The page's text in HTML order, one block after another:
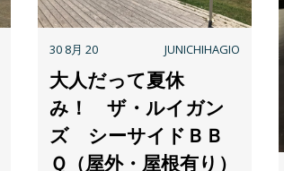
30 8月 20 JUNICHIHAGIO
大人だって夏休
み！ ザ・ルイガン
ズ シーサイドＢＢ
Ｑ（屋外・屋根有り）